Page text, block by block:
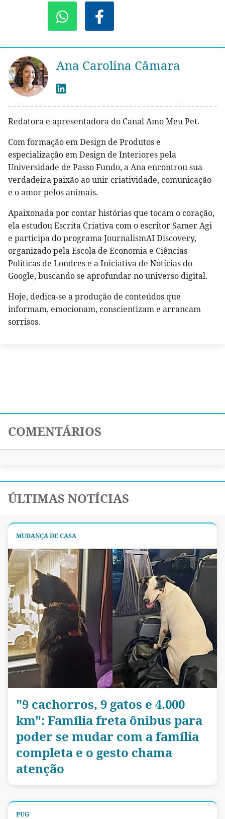
Ana Carolina Câmara
Redatora e apresentadora do Canal Amo Meu Pet.
Com formação em Design de Produtos e
especialização em Design de Interiores pela
Universidade de Passo Fundo, a Ana encontrou sua
verdadeira paixão ao unir criatividade, comunicação
e o amor pelos animais.
Apaixonada por contar histórias que tocam o coração,
ela estudou Escrita Criativa com o escritor Samer Agi
e participa do programa JournalismAI Discovery,
organizado pela Escola de Economia e Ciências
Políticas de Londres e a Iniciativa de Notícias do
Google, buscando se aprofundar no universo digital.
Hoje, dedica-se a produção de conteúdos que
informam, emocionam, conscientizam e arrancam
sorrisos.
COMENTÁRIOS
ÚLTIMAS NOTÍCIAS
MUDANÇA DE CASA
"9 cachorros, 9 gatos e 4.000
km": Família freta ônibus para
poder se mudar com a família
completa e o gesto chama
atenção
PUG